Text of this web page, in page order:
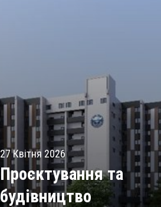
27 Квітня 2026
Проєктування та
будівництво